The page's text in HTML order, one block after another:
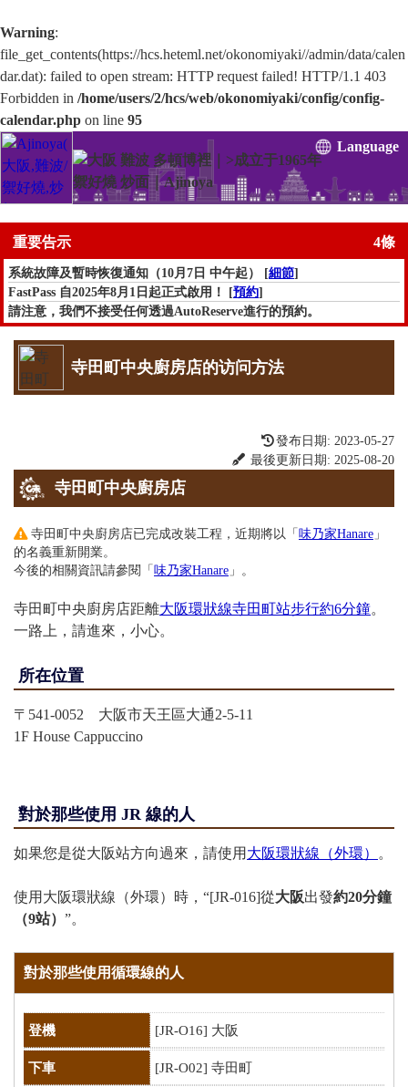
Warning:
file_get_contents(https://hcs.heteml.net/okonomiyaki//admin/data/calen
dar.dat): failed to open stream: HTTP request failed! HTTP/1.1 403
Forbidden in /home/users/2/hcs/web/okonomiyaki/config/config-
calendar.php on line 95
Language
重要告示 4條
系統故障及暫時恢復通知（10月7日 中午起） [細節]
FastPass 自2025年8月1日起正式啟用！ [預約]
請注意，我們不接受任何透過AutoReserve進行的預約。
此外，透過AutoReserve進行的預約，包括「FastPass」，均無效。感
謝您的理解。
網路商店暫時停止服務。（停止期間：4月20日～未定） [
寺田町中央廚房店的访问方法
發布日期: 2023-05-27
最後更新日期: 2025-08-20
寺田町中央廚房店
寺田町中央廚房店已完成改裝工程，近期將以「 味乃家Hanare 」
的名義重新開業。
今後的相關資訊請參閱「 味乃家Hanare 」。
寺田町中央廚房店距離大阪環狀線寺田町站步行約6分鐘。
一路上，請進來，小心。
所在位置
〒541-0052
大阪市天王區大通2-5-11
1F House Cappuccino
對於那些使用 JR 線的人
如果您是從大阪站方向過來，請使用 大阪環狀線（外環） 。
使用大阪環狀線（外環）時，“[JR-016]從大阪出發約20分鐘
（9站） ”。
對於那些使用循環線的人
登機 [JR-O16] 大阪
下車 [JR-O02] 寺田町